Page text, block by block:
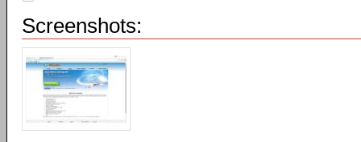
Screenshots: